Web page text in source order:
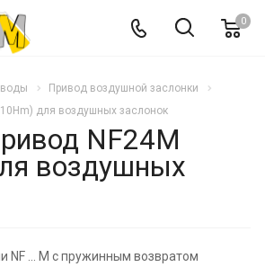
0
Привод воздушной заслонки
для воздушных заслонок
NF24M
воздушных
... M с пружинным возвратом